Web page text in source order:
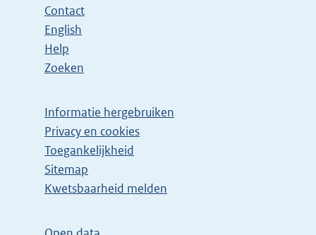
Contact
English
Help
Zoeken
Informatie hergebruiken
Privacy en cookies
Toegankelijkheid
Sitemap
E
t
Kwetsbaarheid melden